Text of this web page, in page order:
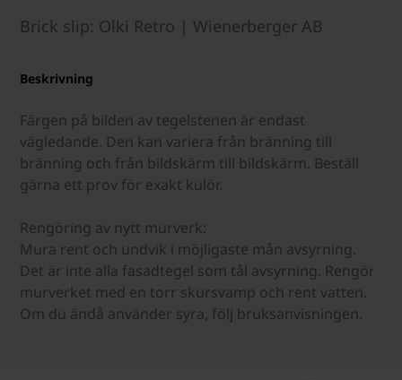
Brick slip: Olki Retro | Wienerberger AB
Beskrivning
Färgen på bilden av tegelstenen är endast
vägledande. Den kan variera från bränning till
bränning och från bildskärm till bildskärm. Beställ
gärna ett prov för exakt kulör.
Rengöring av nytt murverk:
Mura rent och undvik i möjligaste mån avsyrning.
Det är inte alla fasadtegel som tål avsyrning. Rengör
murverket med en torr skursvamp och rent vatten.
Om du ändå använder syra, följ bruksanvisningen.